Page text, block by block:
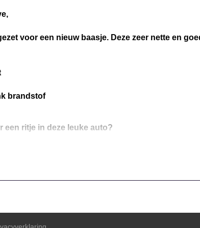
voor een nieuw baasje. Deze zeer nette en
brandstof
ritje in deze leuke auto?
buitenspiegels, elektrisch bedienbare ramen